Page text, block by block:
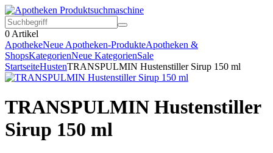
0 Artikel
ApothekeNeue Apotheken-ProdukteApotheken &
ShopsKategorienNeue KategorienSale
StartseiteHustenTRANSPULMIN Hustenstiller Sirup 150 ml
TRANSPULMIN Hustenstiller
Sirup 150 ml